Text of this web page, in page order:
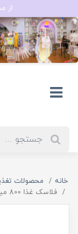
از
خانه محصولات
فلاسک غذا 800 میل Happy Party